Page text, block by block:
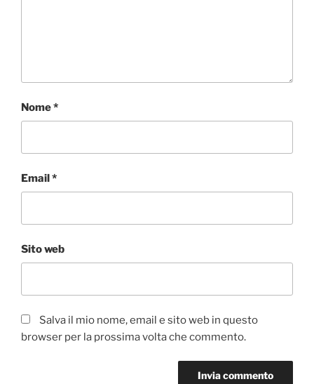
Nome*
Email*
Sito web
Salva il mio nome, email e sito web in questo
browser per la prossima volta che commento.